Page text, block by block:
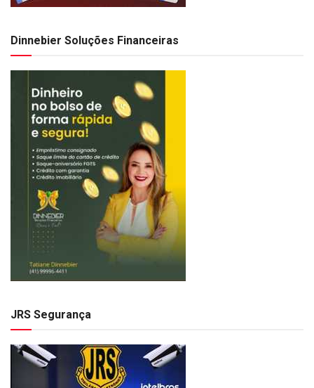
Dinnebier Soluções Financeiras
JRS Segurança